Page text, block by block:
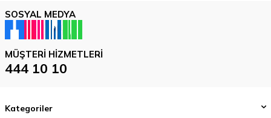
SOSYAL MEDYA
MÜŞTERI HIZMETLERI
444 10 10
Kategoriler